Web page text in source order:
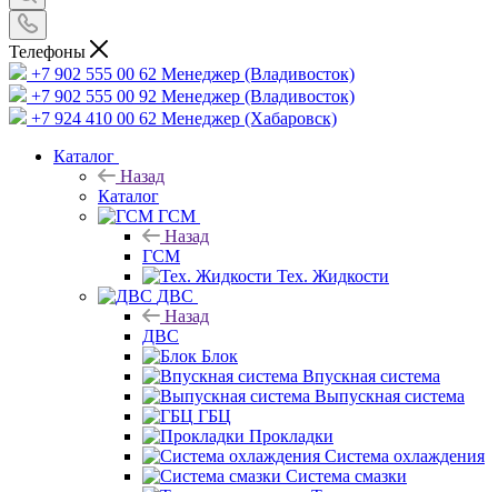
Телефоны
+7 902 555 00 62 Менеджер (Владивосток)
+7 902 555 00 92 Менеджер (Владивосток)
+7 924 410 00 62 Менеджер (Хабаровск)
Каталог
Назад
Каталог
ГСМ
Назад
ГСМ
Тех. Жидкости
ДВС
Назад
ДВС
Блок
Впускная система
Выпускная система
ГБЦ
Прокладки
Система охлаждения
Система смазки